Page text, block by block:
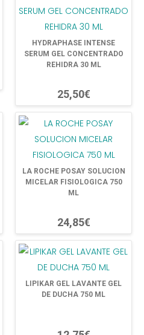
HYDRAPHASE INTENSE
SERUM GEL CONCENTRADO
REHIDRA 30 ML
25,50€
LA ROCHE POSAY SOLUCION
MICELAR FISIOLOGICA 750
ML
24,85€
LIPIKAR GEL LAVANTE GEL
DE DUCHA 750 ML